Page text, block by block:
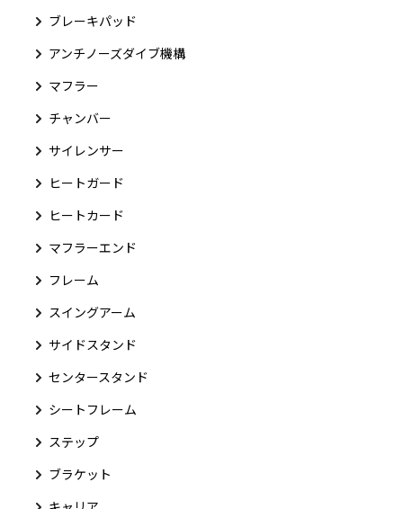
ブレーキパッド
アンチノーズダイブ機構
マフラー
チャンバー
サイレンサー
ヒートガード
ヒートカード
マフラーエンド
フレーム
スイングアーム
サイドスタンド
センタースタンド
シートフレーム
ステップ
ブラケット